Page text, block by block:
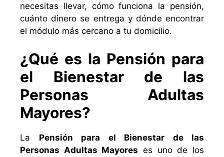
necesitas llevar, cómo funciona la pensión,
cuánto dinero se entrega y dónde encontrar
el módulo más cercano a tu domicilio.
¿Qué es la Pensión para
el Bienestar de las
Personas Adultas
Mayores?
La Pensión para el Bienestar de las
Personas Adultas Mayores es uno de los